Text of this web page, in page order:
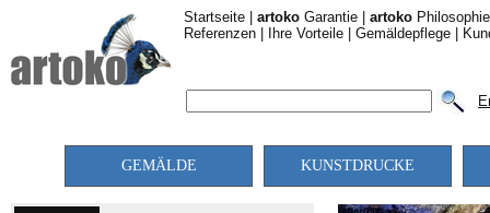
Startseite artoko Garantie artoko Philosophie
Referenzen
Ihre Vorteile Gemäldepflege
GEMÄLDE KUNSTDRUCKE